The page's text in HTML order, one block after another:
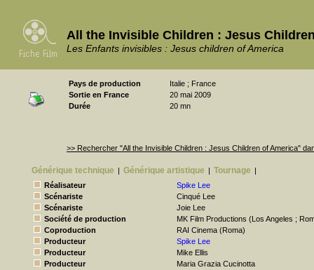
All the Invisible Children : Jesus
Les Enfants invisibles : Jesus children of America
Pays de production
Italie ; France
Sortie en France
20 mai 2009
Durée
20 mn
>> Rechercher "All the Invisible Children : Jesus Children of America"
Générique technique | Générique artistique | Tournage |
Réalisateur
Spike Lee
Scénariste
Cinqué Lee
Scénariste
Joie Lee
Société de production
MK Film Productions (Los Angeles ;
Coproduction
RAI Cinema (Roma)
Producteur
Spike Lee
Producteur
Mike Ellis
Producteur
Maria Grazia Cucinotta